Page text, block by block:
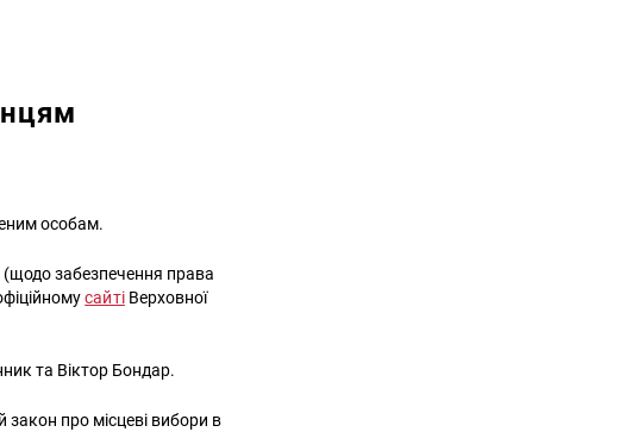
особам.
(щодо забезпечення права
сайтіВерховної
та Віктор Бондар.
про місцеві вибори в